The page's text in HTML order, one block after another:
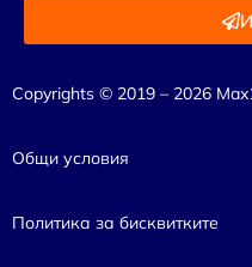
Copyrights © 2019 – 2026
Общи условия
Политика за бисквитките